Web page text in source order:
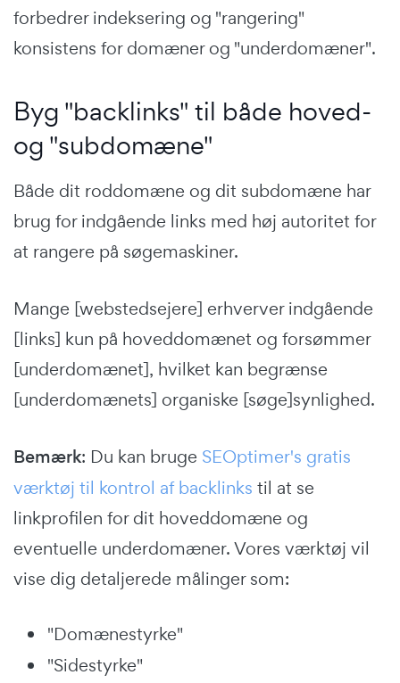
forbedrer indeksering og "rangering"
konsistens for domæner og "underdomæner".
Byg "backlinks" til både hoved-
og "subdomæne"
Både dit roddomæne og dit subdomæne har
brug for indgående links med høj autoritet for
at rangere på søgemaskiner.
Mange [webstedsejere] erhverver indgående
[links] kun på hoveddomænet og forsømmer
[underdomænet], hvilket kan begrænse
[underdomænets] organiske [søge]synlighed.
Bemærk: Du kan bruge SEOptimer's gratis
værktøj til kontrol af backlinks til at se
linkprofilen for dit hoveddomæne og
eventuelle underdomæner. Vores værktøj vil
vise dig detaljerede målinger som:
"Domænestyrke"
"Sidestyrke"